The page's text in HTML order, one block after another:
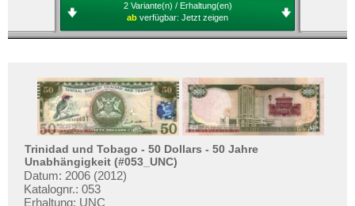
2 Variante(n) / Erhaltung(en)
ab verfügbar: Jetzt zeigen
Trinidad und Tobago - 50 Dollars - 50 Jahre
Unabhängigkeit (#053_UNC)
Datum: 2006 (2012)
Katalognr.: 053
Erhaltung: UNC